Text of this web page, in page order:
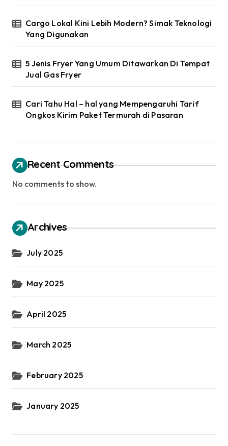
Cargo Lokal Kini Lebih Modern? Simak Teknologi
Yang Digunakan
5 Jenis Fryer Yang Umum Ditawarkan Di Tempat
Jual Gas Fryer
Cari Tahu Hal – hal yang Mempengaruhi Tarif
Ongkos Kirim Paket Termurah di Pasaran
Recent Comments
No comments to show.
Archives
July 2025
May 2025
April 2025
March 2025
February 2025
January 2025